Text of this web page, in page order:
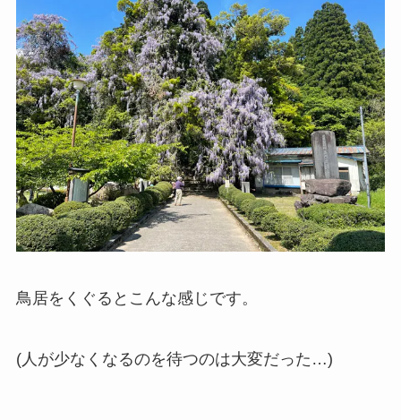
鳥居をくぐるとこんな感じです。
(人が少なくなるのを待つのは大変だった…)